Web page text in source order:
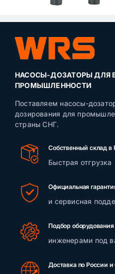
НАСОСЫ-ДОЗАТОРЫ ДЛЯ
ПРОМЫШЛЕННОСТИ
Поставляем насосы-
дозирования для
страны СНГ.
Собственный склад в
Быстрая отгрузка
Официальная
и сервисная
Подбор оборудования
инженерами под
Доставка по России